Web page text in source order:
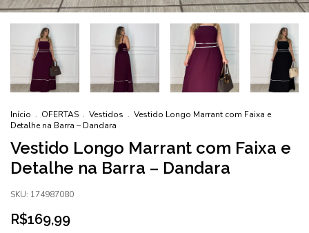
Início . OFERTAS . Vestidos . Vestido Longo Marrant com Faixa e
Detalhe na Barra – Dandara
Vestido Longo Marrant com Faixa e
Detalhe na Barra – Dandara
SKU: 174987080
R$169,99